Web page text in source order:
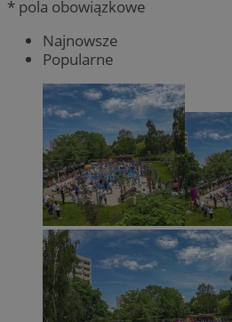
* pola obowiązkowe
Najnowsze
Popularne